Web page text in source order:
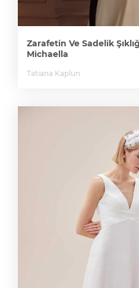
Zarafetin Ve Sadelik
Michaella
Tatiana Kaplun